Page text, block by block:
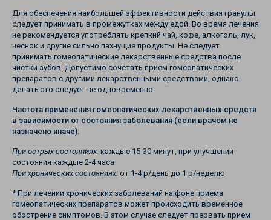
Для обеспечения наибольшей эффективности действия гранулы
следует принимать в промежутках между едой. Во время лечения
не рекомендуется употреблять крепкий чай, кофе, алкоголь, лук,
чеснок и другие сильно пахнущие продукты. Не следует
принимать гомеопатические лекарственные средства после
чистки зубов. Допустимо сочетать прием гомеопатических
препаратов с другими лекарственными средствами, однако
делать это следует не одновременно.
Частота применения гомеопатических лекарственных средств
в зависимости от состояния заболевания (если врачом не
назначено иначе):
При острых состояниях: каждые 15-30 минут, при улучшении
состояния каждые 2-4 часа
При хронических состояниях: от 1-4 р/день до 1 р/неделю
* При лечении хронических заболеваний на фоне приема
гомеопатических препаратов может происходить временное
обострение симптомов. В этом случае следует прервать прием